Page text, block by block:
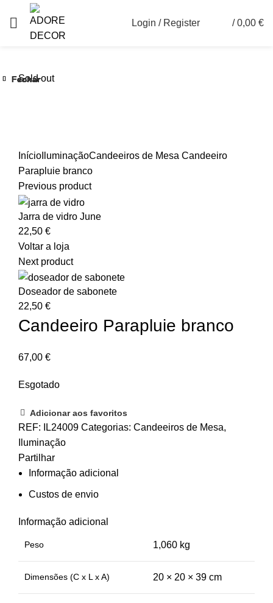
Login / Register / 0,00 €
Sold out
Início IluminaçãoCandeeiros de Mesa Candeeiro
Parapluie branco
Previous product
Jarra de vidro June
22,50 €
Voltar a loja
Next product
Doseador de sabonete
22,50 €
Candeeiro Parapluie branco
67,00 €
Esgotado
Adicionar aos favoritos
REF: IL24009 Categorias: Candeeiros de Mesa,
Iluminação
Partilhar
Informação adicional
Custos de envio
Informação adicional
Peso 1,060 kg
Dimensões (C x L x A) 20 × 20 × 39 cm
Fechar
Fechar
Fechar
Fechar
Fechar
Fechar